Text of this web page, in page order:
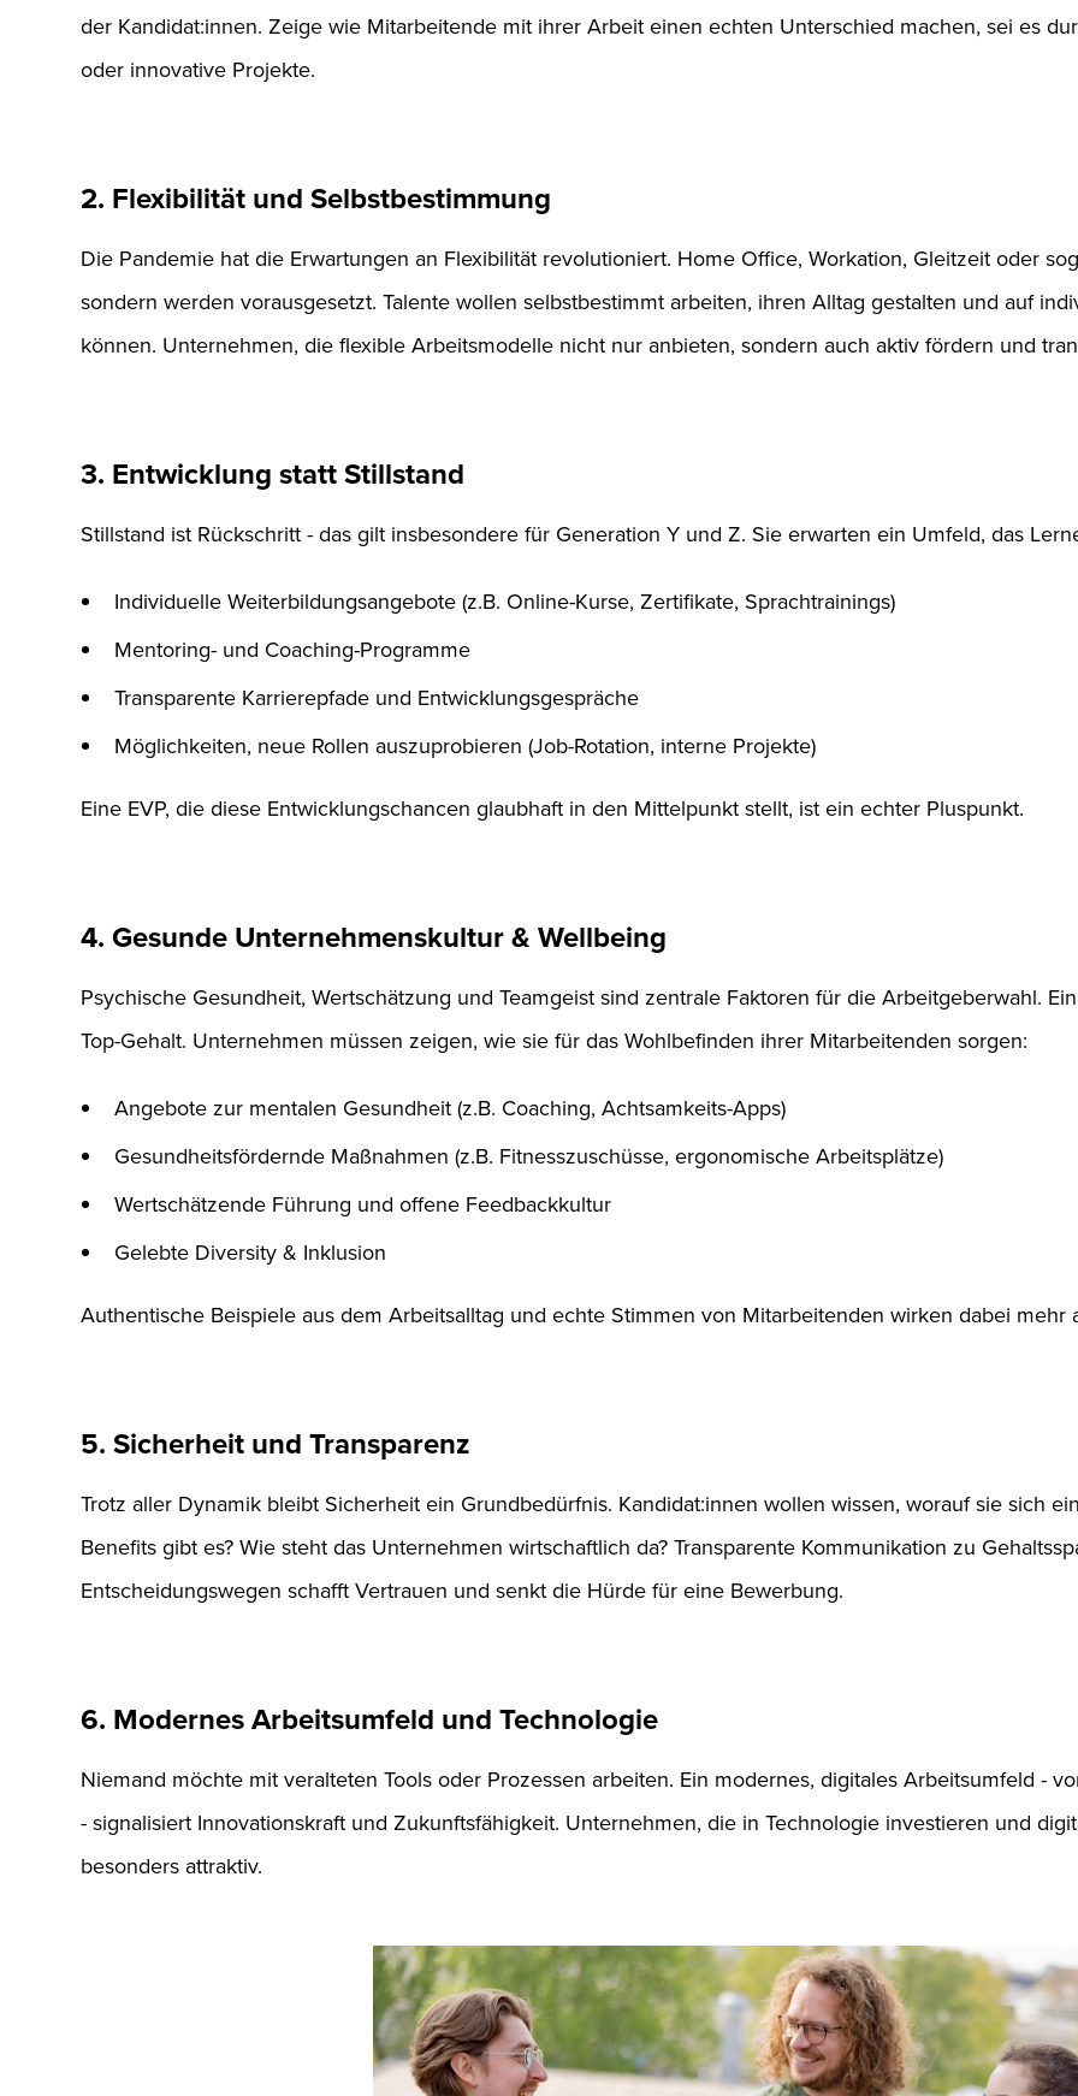
der Kandidat:innen. Zeige wie Mitarbeitende mit ihrer Arbeit einen echten Unterschied machen, sei es
oder innovative Projekte.
2. Flexibilität und Selbstbestimmung
Die Pandemie hat die Erwartungen an Flexibilität revolutioniert. Home Office, Workation, Gleitzeit oder
sondern werden vorausgesetzt. Talente wollen selbstbestimmt arbeiten, ihren Alltag gestalten und auf
können. Unternehmen, die flexible Arbeitsmodelle nicht nur anbieten, sondern auch aktiv fördern und
3. Entwicklung statt Stillstand
Stillstand ist Rückschritt - das gilt insbesondere für Generation Y und Z. Sie erwarten ein Umfeld, das
Individuelle Weiterbildungsangebote (z.B. Online-Kurse, Zertifikate, Sprachtrainings)
Mentoring- und Coaching-Programme
Transparente Karrierepfade und Entwicklungsgespräche
Möglichkeiten, neue Rollen auszuprobieren (Job-Rotation, interne Projekte)
Eine EVP, die diese Entwicklungschancen glaubhaft in den Mittelpunkt stellt, ist ein echter Pluspunkt.
4. Gesunde Unternehmenskultur & Wellbeing
Psychische Gesundheit, Wertschätzung und Teamgeist sind zentrale Faktoren für die Arbeitgeberwahl.
Top-Gehalt. Unternehmen müssen zeigen, wie sie für das Wohlbefinden ihrer Mitarbeitenden sorgen:
Angebote zur mentalen Gesundheit (z.B. Coaching, Achtsamkeits-Apps)
Gesundheitsfördernde Maßnahmen (z.B. Fitnesszuschüsse, ergonomische Arbeitsplätze)
Wertschätzende Führung und offene Feedbackkultur
Gelebte Diversity & Inklusion
Authentische Beispiele aus dem Arbeitsalltag und echte Stimmen von Mitarbeitenden wirken dabei mehr
5. Sicherheit und Transparenz
Trotz aller Dynamik bleibt Sicherheit ein Grundbedürfnis. Kandidat:innen wollen wissen, worauf sie sich
Benefits gibt es? Wie steht das Unternehmen wirtschaftlich da? Transparente Kommunikation zu
Entscheidungswegen schafft Vertrauen und senkt die Hürde für eine Bewerbung.
6. Modernes Arbeitsumfeld und Technologie
Niemand möchte mit veralteten Tools oder Prozessen arbeiten. Ein modernes, digitales Arbeitsumfeld -
- signalisiert Innovationskraft und Zukunftsfähigkeit. Unternehmen, die in Technologie investieren und
besonders attraktiv.